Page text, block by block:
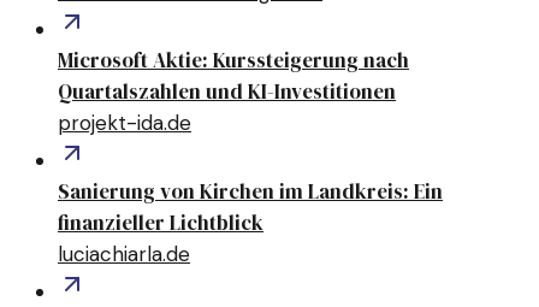
Microsoft Aktie: Kurssteigerung nach
Quartalszahlen und KI-Investitionen
projekt-ida.de
Sanierung von Kirchen im Landkreis: Ein
finanzieller Lichtblick
luciachiarla.de